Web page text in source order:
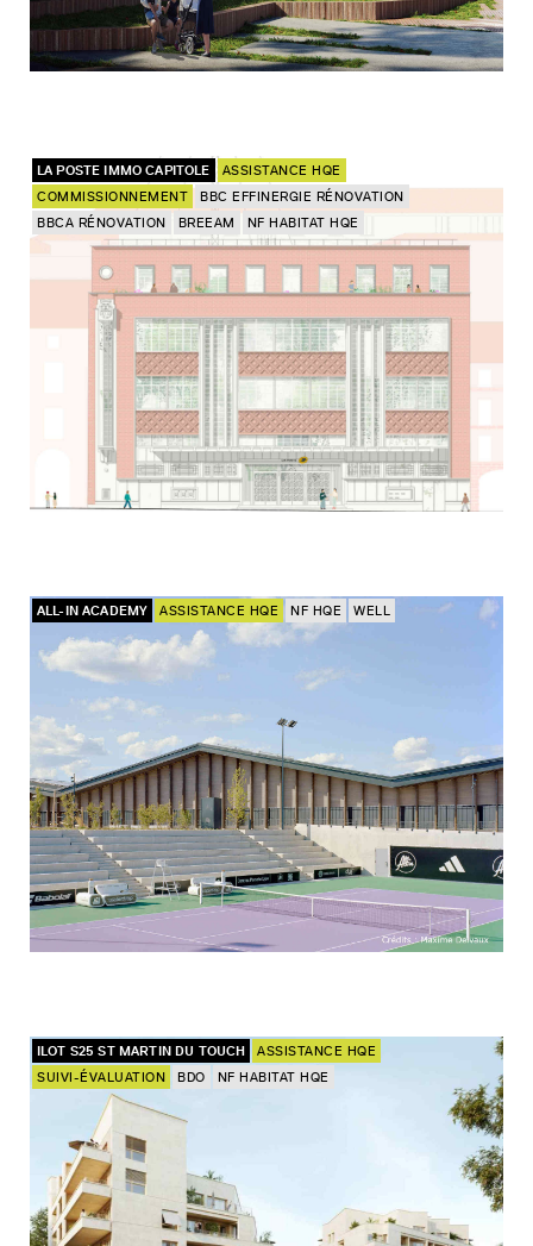
LA POSTE IMMO CAPITOLE
ASSISTANCE HQE
COMMISSIONNEMENT
BBC EFFINERGIE RÉNOVATION
BBCA RÉNOVATION
BREEAM NF HABITAT HQE
ALL-IN ACADEMY ASSISTANCE HQE NF HQE WELL
ILOT S25 ST MARTIN DU TOUCH
ASSISTANCE HQE
SUIVI-ÉVALUATION
BDO NF HABITAT HQE